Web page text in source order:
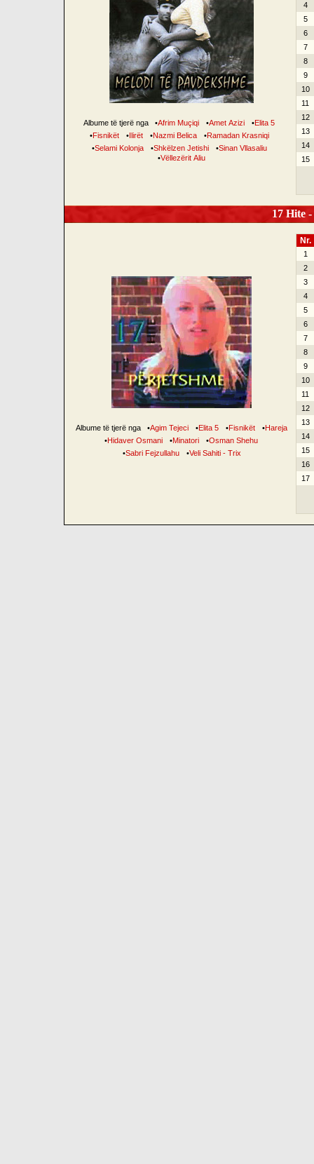
Albume të tjerë nga •Afrim Muçiqi •Amet Azizi •Elita 5
•Fisnikët •Ilirët •Nazmi Belica •Ramadan Krasniqi
•Selami Kolonja •Shkëlzen Jetishi •Sinan Vllasaliu
•Vëllezërit Aliu
4
5
6
7
8
9
10
11
12
13
14
15
17 Hite
Albume të tjerë nga •Agim Tejeci •Elita 5 •Fisnikët •Hareja
•Hidaver Osmani •Minatori •Osman Shehu
•Sabri Fejzullahu •Veli Sahiti - Trix
Nr.
1
2
3
4
5
6
7
8
9
10
11
12
13
14
15
16
17